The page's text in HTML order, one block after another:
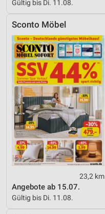
Gültig bis Di. 11.08.
Sconto Möbel
23,2 km
Angebote ab 15.07.
Gültig bis Di. 11.08.